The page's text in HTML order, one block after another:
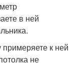
в ней
к ней
не